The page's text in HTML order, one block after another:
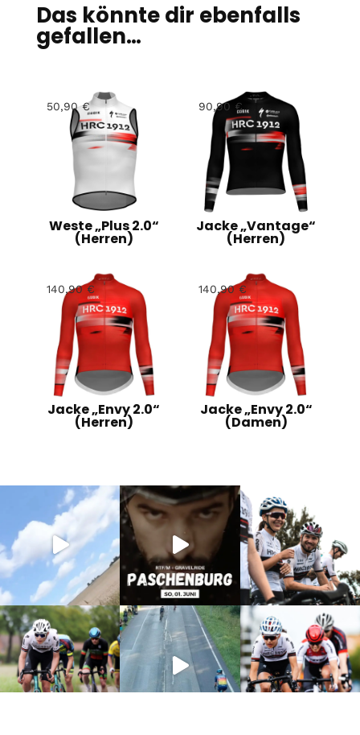
Das könnte dir ebenfalls
gefallen…
50,90€
Weste „Plus 2.0“
(Herren)
90,90 €
Jacke „Vantage“
(Herren)
140,90€
Jacke „Envy 2.0“
(Herren)
140,90€
Jacke „Envy 2.0“
(Damen)